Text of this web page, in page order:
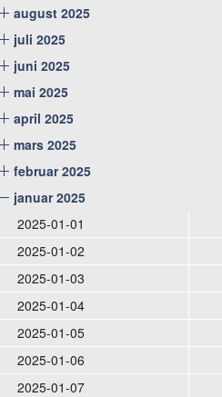
august 2025
juli 2025
juni 2025
mai 2025
april 2025
mars 2025
februar 2025
januar 2025
2025-01-01
2025-01-02
2025-01-03
2025-01-04
2025-01-05
2025-01-06
2025-01-07